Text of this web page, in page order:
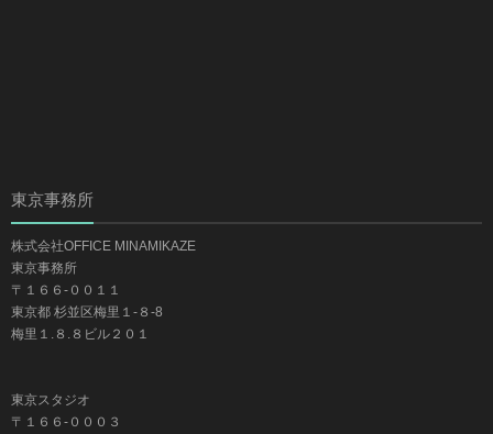
東京事務所
株式会社OFFICE MINAMIKAZE
東京事務所
〒１６６-００１１
東京都 杉並区梅里１-８-8
梅里１.８.８ビル２０１
東京スタジオ
〒１６６-０００３